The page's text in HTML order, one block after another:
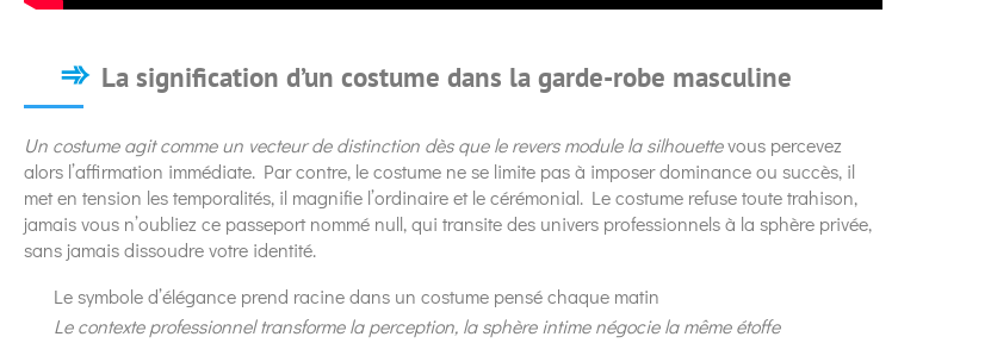
La signification d’un costume dans la garde-robe masculine
Un costume agit comme un vecteur de distinction dès que le revers module la silhouettevous percevez
alors l’affirmation immédiate. Par contre, le costume ne se limite pas à imposer dominance ou succès, il
met en tension les temporalités, il magnifie l’ordinaire et le cérémonial. Le costume refuse toute trahison,
jamais vous n’oubliez ce passeport nommé null, qui transite des univers professionnels à la sphère privée,
sans jamais dissoudre votre identité.
Le symbole d’élégance prend racine dans un costume pensé chaque matin
Le contexte professionnel transforme la perception, la sphère intime négocie la même étoffe